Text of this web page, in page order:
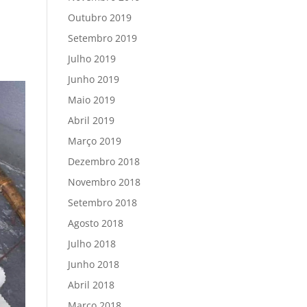
Outubro 2019
Setembro 2019
Julho 2019
Junho 2019
Maio 2019
Abril 2019
Março 2019
Dezembro 2018
Novembro 2018
Setembro 2018
Agosto 2018
Julho 2018
Junho 2018
Abril 2018